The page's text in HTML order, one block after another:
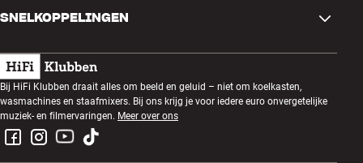
Bestelling herroepen
Algemene voorwaarden
Privacybeleid
Klantenclub
Luisteravond
Prijsvragen
Werken bij HiFi Klubben
SNELKOPPELINGEN
Cadeaubonnen
Bouwen met geluid
Montage en installatie
Bij HiFi Klubben draait alles om beeld en geluid – niet om koelkasten,
wasmachines en staafmixers. Bij ons krijg je voor iedere euro onvergetelijke
muziek- en filmervaringen. Meer over ons